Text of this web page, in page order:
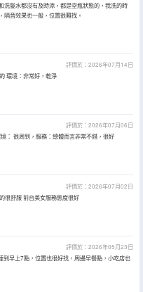
洗髮水都沒有及時添，都是空瓶狀態的，我洗的時
隔音效果也一般，位置很難找。
評價於：2026年07月14日
環境：非常好，乾淨
評價於：2026年07月06日
： 很周到，服務：總體而言非常不錯，很好
評價於：2026年07月02日
很舒服 前台美女服務態度很好
評價於：2026年05月23日
到早上7點，位置也很好找，周邊早餐點，小吃店也